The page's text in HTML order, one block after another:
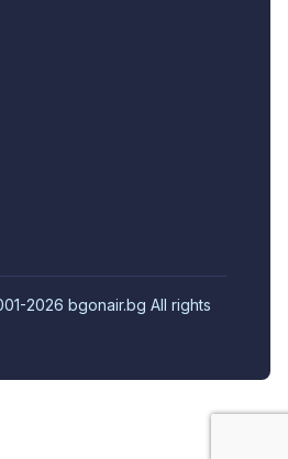
2026 bgonair.bg All rights